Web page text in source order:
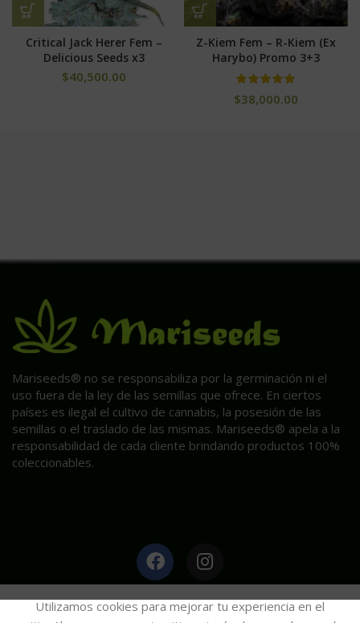
Critical Jack Herer Fem –
Delicious Seeds x3
$40,500.00
Z-Kiem Fem – R-Kiem (Ex
Harybo) Promo 3+3
$38,000.00
Mariseeds® no se responsabiliza por la germinación ni el
uso fuera de la ley de las semillas que ofrece. En ciertos
países es ilegal el cultivo de cannabis, la posesión de las
semillas o el traslado de las mismas. Mariseeds® apela a la
responsabilidad de cada cliente brindando productos 100%
coleccionables.
HAGA CLIC AQUÍ PARA INFORMACIÓN POST VENTA.
Utilizamos cookies para mejorar tu experiencia en el